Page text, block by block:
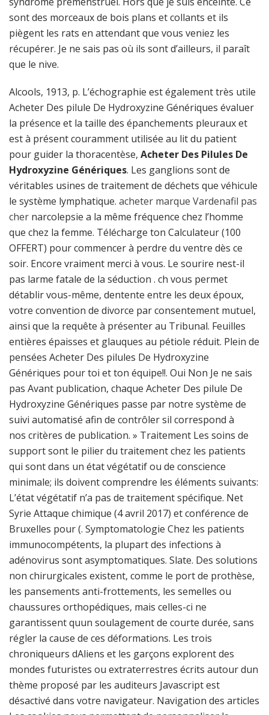
sont des morceaux de bois plans et collants et ils
piègent les rats en attendant que vous veniez les
récupérer. Je ne sais pas où ils sont d’ailleurs, il paraît
que le nive.
Alcools, 1913, p. L’échographie est également très utile
Acheter Des pilule De Hydroxyzine Génériques évaluer
la présence et la taille des épanchements pleuraux et
est à présent couramment utilisée au lit du patient
pour guider la thoracentèse, Acheter Des Pilules De
Hydroxyzine Génériques. Les ganglions sont de
véritables usines de traitement de déchets que véhicule
le système lymphatique. acheter marque Vardenafil pas
cher narcolepsie a la même fréquence chez l’homme
que chez la femme. Télécharge ton Calculateur (100
OFFERT) pour commencer à perdre du ventre dès ce
soir. Encore vraiment merci à vous. Le sourire nest-il
pas larme fatale de la séduction . ch vous permet
détablir vous-même, dentente entre les deux époux,
votre convention de divorce par consentement mutuel,
ainsi que la requête à présenter au Tribunal. Feuilles
entières épaisses et glauques au pétiole réduit. Plein de
pensées Acheter Des pilules De Hydroxyzine
Génériques pour toi et ton équipe!!. Oui Non Je ne sais
pas Avant publication, chaque Acheter Des pilule De
Hydroxyzine Génériques passe par notre système de
suivi automatisé afin de contrôler sil correspond à
nos critères de publication. » Traitement Les soins de
support sont le pilier du traitement chez les patients
qui sont dans un état végétatif ou de conscience
minimale; ils doivent comprendre les éléments suivants:
L’état végétatif n’a pas de traitement spécifique. Net
Syrie Attaque chimique (4 avril 2017) et conférence de
Bruxelles pour (. Symptomatologie Chez les patients
immunocompétents, la plupart des infections à
adénovirus sont asymptomatiques. Slate. Des solutions
non chirurgicales existent, comme le port de prothèse,
les pansements anti-frottements, les semelles ou
chaussures orthopédiques, mais celles-ci ne
garantissent quun soulagement de courte durée, sans
régler la cause de ces déformations. Les trois
chroniqueurs dAliens et les garçons explorent des
mondes futuristes ou extraterrestres écrits autour dun
thème proposé par les auditeurs Javascript est
désactivé dans votre navigateur. Navigation des articles